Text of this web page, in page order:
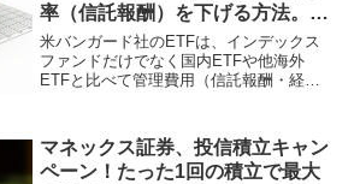
率（信託報酬）を下げる方法。
VXUSとVTIを組み合わせた低コ
スト投資！
米バンガード社のETFは、インデックス
ファンドだけでなく国内ETFや他海外
ETFと比べて管理費用（信託報酬・経費
ETF（VT）は、経費率0.14%で世界の先
進国・新興国...
マネックス証券、投信積立キャン
ペーン！たった1回の積立で最大